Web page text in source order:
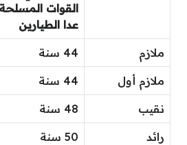
القوات المسلحة
عدا الطيارين
ملازم 44 سنة
ملازم أول 44 سنة
نقيب 48 سنة
رائد 50 سنة